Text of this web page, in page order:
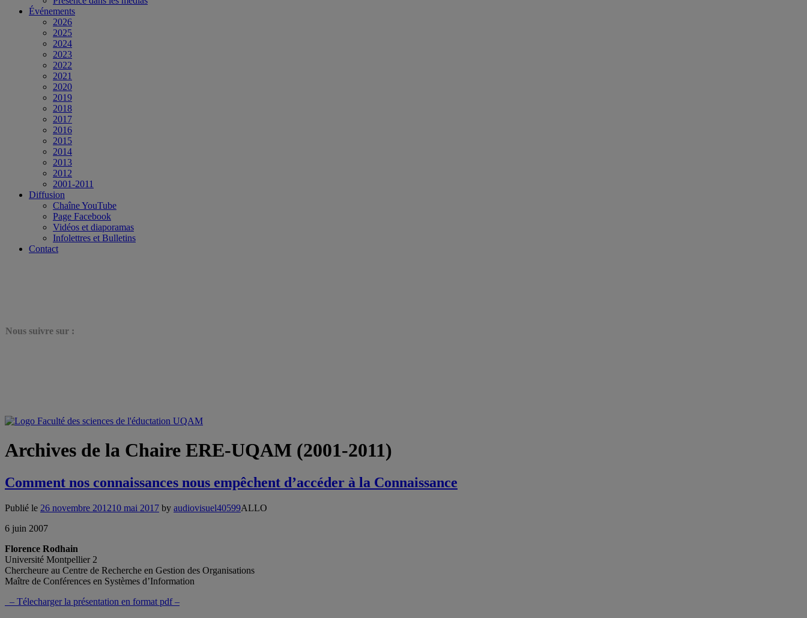
Événements
2026
2025
2024
2023
2022
2021
2020
2019
2018
2017
2016
2015
2014
2013
2012
2001-2011
Diffusion
Chaîne YouTube
Page Facebook
Vidéos et diaporamas
Infolettres et Bulletins
Contact
Nous suivre sur :
Archives de la Chaire ERE-UQAM (2001-2011)
Comment nos connaissances nous empêchent d’accéder à la Connaissance
Publié le 26 novembre 201210 mai 2017 by audiovisuel40599ALLO
6 juin 2007
Florence Rodhain
Université Montpellier 2
Chercheure au Centre de Recherche en Gestion des Organisations
Maître de Conférences en Systèmes d’Information
– Télecharger la présentation en format pdf–